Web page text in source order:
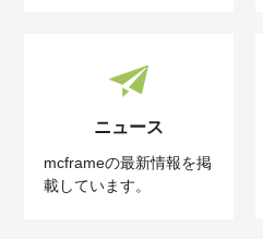
ニュース
mcframeの最新情報を掲
載しています。